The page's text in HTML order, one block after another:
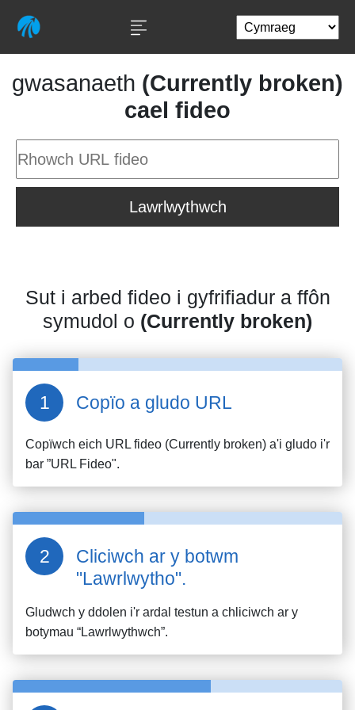
gwasanaeth (Currently broken)
cael fideo
Lawrlwythwch
Sut i arbed fideo i gyfrifiadur a ffôn
symudol o (Currently broken)
Copïo a gludo URL
Copïwch eich URL fideo (Currently broken) a'i gludo i'r
bar ”URL Fideo".
Cliciwch ar y botwm
"Lawrlwytho".
Gludwch y ddolen i'r ardal testun a chliciwch ar y
botymau “Lawrlwythwch”.